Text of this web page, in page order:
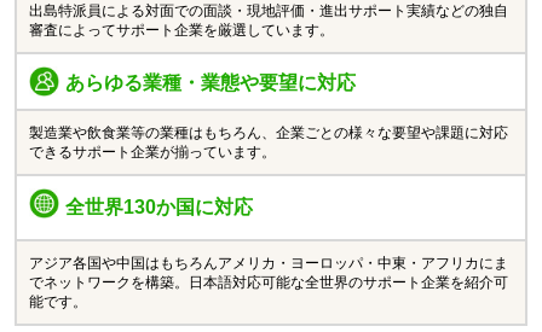
出島特派員による対面での面談・現地評価・進出サポート実績などの独自
審査によってサポート企業を厳選しています。
あらゆる業種・業態や要望に対応
製造業や飲食業等の業種はもちろん、企業ごとの様々な要望や課題に対応
できるサポート企業が揃っています。
全世界130か国に対応
アジア各国や中国はもちろんアメリカ・ヨーロッパ・中東・アフリカにま
でネットワークを構築。日本語対応可能な全世界のサポート企業を紹介可
能です。